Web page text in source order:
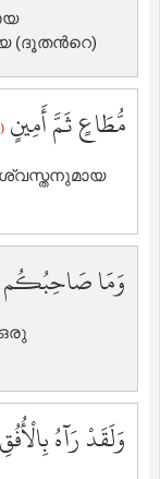
(ദൂതന്‍റെ)
مُّطَاعٍ ثَمَّ أَمِينٍ ( 21 )
وَمَا صَاحِبُكُم
وَلَقَدْ رَآهُ